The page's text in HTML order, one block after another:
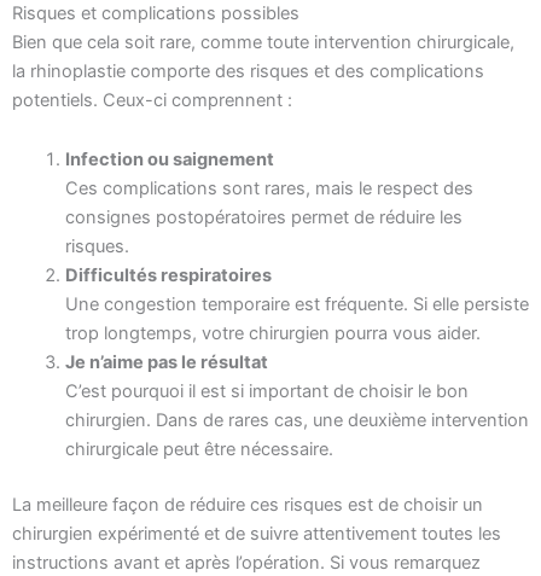
Risques et complications possibles
Bien que cela soit rare, comme toute intervention chirurgicale,
la rhinoplastie comporte des risques et des complications
potentiels. Ceux-ci comprennent :
Infection ou saignement
Ces complications sont rares, mais le respect des
consignes postopératoires permet de réduire les
risques.
Difficultés respiratoires
Une congestion temporaire est fréquente. Si elle persiste
trop longtemps, votre chirurgien pourra vous aider.
Je n’aime pas le résultat
C’est pourquoi il est si important de choisir le bon
chirurgien. Dans de rares cas, une deuxième intervention
chirurgicale peut être nécessaire.
La meilleure façon de réduire ces risques est de choisir un
chirurgien expérimenté et de suivre attentivement toutes les
instructions avant et après l’opération. Si vous remarquez